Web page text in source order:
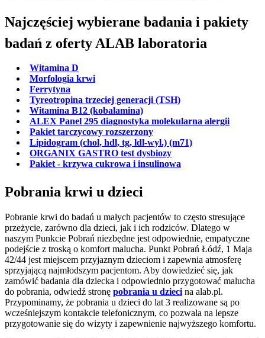
Najczęściej wybierane badania i pakiety
badań z oferty ALAB laboratoria
Witamina D
Morfologia krwi
Ferrytyna
Tyreotropina trzeciej generacji (TSH)
Witamina B12 (kobalamina)
ALEX Panel 295 diagnostyka molekularna alergii
Pakiet tarczycowy rozszerzony
Lipidogram (chol, hdl, tg, ldl-wyl.) (m71)
ORGANIX GASTRO test dysbiozy
Pakiet - krzywa cukrowa i insulinowa
Pobrania krwi u dzieci
Pobranie krwi do badań u małych pacjentów to często stresujące
przeżycie, zarówno dla dzieci, jak i ich rodziców. Dlatego w
naszym Punkcie Pobrań niezbędne jest odpowiednie, empatyczne
podejście z troską o komfort malucha. Punkt Pobrań Łódź, 1 Maja
42/44 jest miejscem przyjaznym dzieciom i zapewnia atmosferę
sprzyjającą najmłodszym pacjentom. Aby dowiedzieć się, jak
zamówić badania dla dziecka i odpowiednio przygotować malucha
do pobrania, odwiedź stronę pobrania u dzieci na alab.pl.
Przypominamy, że pobrania u dzieci do lat 3 realizowane są po
wcześniejszym kontakcie telefonicznym, co pozwala na lepsze
przygotowanie się do wizyty i zapewnienie najwyższego komfortu.